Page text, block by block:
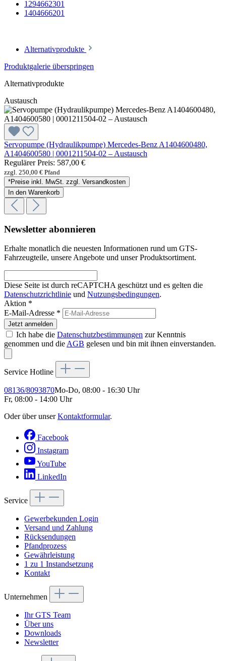
1294662301
1404666201
Alternativprodukte
Produktgalerie überspringen
Alternativprodukte
Austausch
Servopumpe (Hydraulikpumpe) Mercedes-Benz A1404600480,
A1404600580 | 0001211504-02 – Austausch
Regulärer Preis: 587,00 €
zzgl. 250,00 € Pfand
*Preise inkl. MwSt. zzgl. Versandkosten
In den Warenkorb
Newsletter abonnieren
Erhalte monatlich die neuesten Informationen rund um GTS-
Fahrzeugteile, unsere Angebote und unser Produktsortiment.
Diese Seite ist durch reCAPTCHA geschützt und es gelten die
Datenschutzrichtlinie und Nutzungsbedingungen.
Aktion *
E-Mail-Adresse *
Jetzt anmelden
Ich habe die Datenschutzbestimmungen zur Kenntnis
genommen und die AGB gelesen und bin mit ihnen einverstanden.
Service Hotline
08136/8093870Mo-Do, 08:00 - 16:30 Uhr
Fr, 08:00 - 14:00 Uhr
Oder über unserKontaktformular.
Facebook
Instagram
YouTube
LinkedIn
Service
Gewerbekunden Login
Versand und Zahlung
Rücksendungen
Pfandprozess
Gewährleistung
1 zu 1 Instandsetzung
Kontakt
Unternehmen
Ihr GTS Team
Über uns
Downloads
Newsletter